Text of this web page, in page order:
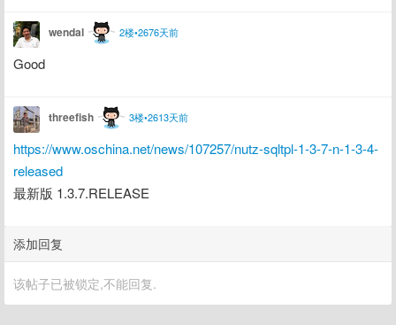
wendal 2楼•2676天前
Good
threefish 3楼•2613天前
https://www.oschina.net/news/107257/nutz-sqltpl-1-3-7-n-1-3-4-
released
最新版 1.3.7.RELEASE
添加回复
该帖子已被锁定,不能回复.